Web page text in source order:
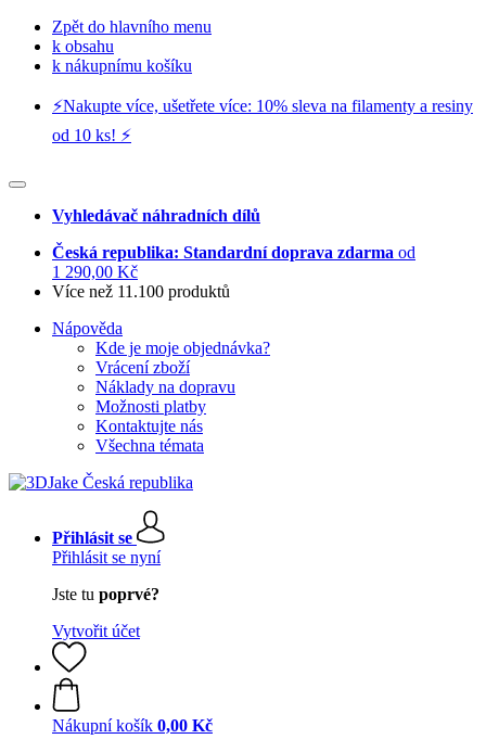
Zpět do hlavního menu
k obsahu
k nákupnímu košíku
⚡️Nakupte více, ušetřete více: 10% sleva na filamenty a resiny
od 10 ks! ⚡️
Vyhledávač náhradních dílů
Česká republika: Standardní doprava zdarma od
1 290,00 Kč
Více než 11.100 produktů
Nápověda
Kde je moje objednávka?
Vrácení zboží
Náklady na dopravu
Možnosti platby
Kontaktujte nás
Všechna témata
Přihlásit se
Přihlásit se nyní
Jste tu poprvé?
Vytvořit účet
Nákupní košík 0,00 Kč